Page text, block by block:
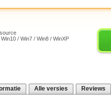
/ Win7 / Win8 / WinXP
Alle versies Reviews